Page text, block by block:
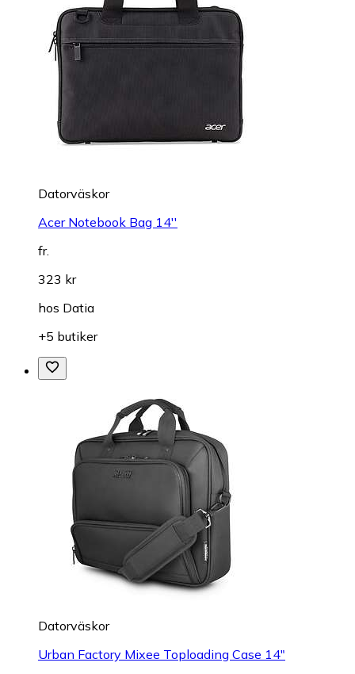
Datorväskor
Acer Notebook Bag 14''
fr.
323 kr
hos Datia
+5 butiker
Datorväskor
Urban Factory Mixee Toploading Case 14"